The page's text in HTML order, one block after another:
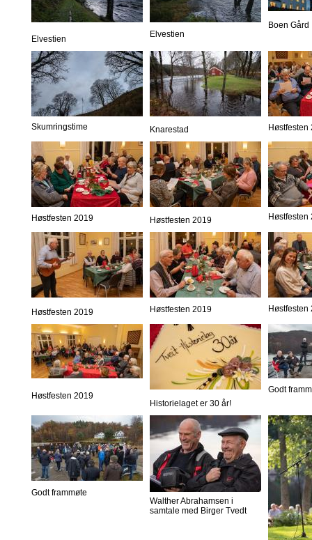
Elvestien Elvestien
Boen Gård
Skumringstime Knarestad Høstfesten
Høstfesten 2019 Høstfesten 2019 Høstfesten
Høstfesten 2019 Høstfesten 2019 Høstfesten
Høstfesten 2019
Historielaget er 30 år!
Godt
Godt frammøte
Walther Abrahamsen i
samtale med Birger Tvedt